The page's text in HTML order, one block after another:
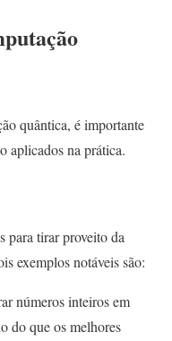
quântica, é importante
aplicados na prática.
para tirar proveito da
exemplos notáveis são:
números inteiros em
do que os melhores